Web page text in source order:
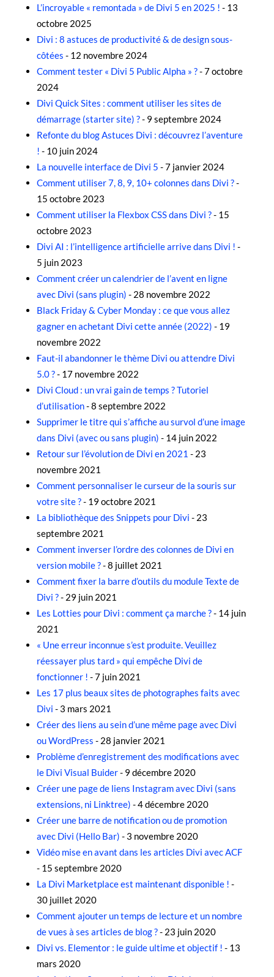
L’incroyable « remontada » de Divi 5 en 2025 ! - 13
octobre 2025
Divi : 8 astuces de productivité & de design sous-
côtées - 12 novembre 2024
Comment tester « Divi 5 Public Alpha » ?- 7 octobre
2024
Divi Quick Sites : comment utiliser les sites de
démarrage (starter site) ?- 9 septembre 2024
Refonte du blog Astuces Divi : découvrez l’aventure
! - 10 juin 2024
La nouvelle interface de Divi 5 - 7 janvier 2024
Comment utiliser 7, 8, 9, 10+ colonnes dans Divi ?-
15 octobre 2023
Comment utiliser la Flexbox CSS dans Divi ?- 15
octobre 2023
Divi AI : l’intelligence artificielle arrive dans Divi ! -
5 juin 2023
Comment créer un calendrier de l’avent en ligne
avec Divi (sans plugin) - 28 novembre 2022
Black Friday & Cyber Monday : ce que vous allez
gagner en achetant Divi cette année (2022) - 19
novembre 2022
Faut-il abandonner le thème Divi ou attendre Divi
5.0 ?- 17 novembre 2022
Divi Cloud : un vrai gain de temps ? Tutoriel
d’utilisation- 8 septembre 2022
Supprimer le titre qui s’affiche au survol d’une image
dans Divi (avec ou sans plugin) - 14 juin 2022
Retour sur l’évolution de Divi en 2021 - 23
novembre 2021
Comment personnaliser le curseur de la souris sur
votre site ?- 19 octobre 2021
La bibliothèque des Snippets pour Divi - 23
septembre 2021
Comment inverser l’ordre des colonnes de Divi en
version mobile ?- 8 juillet 2021
Comment fixer la barre d’outils du module Texte de
Divi ?- 29 juin 2021
Les Lotties pour Divi : comment ça marche ?- 14 juin
2021
« Une erreur inconnue s’est produite. Veuillez
réessayer plus tard » qui empêche Divi de
fonctionner ! - 7 juin 2021
Les 17 plus beaux sites de photographes faits avec
Divi - 3 mars 2021
Créer des liens au sein d’une même page avec Divi
ou WordPress - 28 janvier 2021
Problème d’enregistrement des modifications avec
le Divi Visual Buider- 9 décembre 2020
Créer une page de liens Instagram avec Divi (sans
extensions, ni Linktree) - 4 décembre 2020
Créer une barre de notification ou de promotion
avec Divi (Hello Bar) - 3 novembre 2020
Vidéo mise en avant dans les articles Divi avec ACF
- 15 septembre 2020
La Divi Marketplace est maintenant disponible ! -
30 juillet 2020
Comment ajouter un temps de lecture et un nombre
de vues à ses articles de blog ?- 23 juin 2020
Divi vs. Elementor : le guide ultime et objectif ! - 13
mars 2020